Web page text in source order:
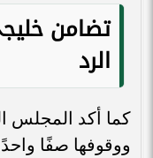
تضامن
الرد
كما أكد المجلس
ووقوفها صفًا